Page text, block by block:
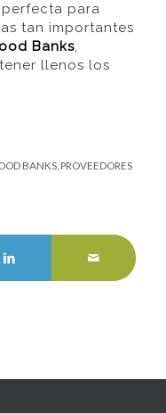
para
tan importantes
Banks,
llenos los
BANKS, PROVEEDORES